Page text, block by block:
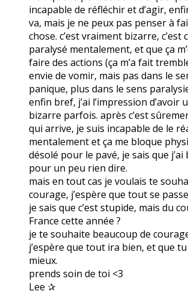
incapable de réfléchir et d’agir,
va, mais je ne peux pas penser à
chose. c’est vraiment bizarre, c’est
paralysé mentalement, et que ça
faire des actions (ça m’a fait
envie de vomir, mais pas dans le
panique, plus dans le sens
enfin bref, j’ai l’impression d’avoir
bizarre parfois. après c’est
qui arrive, je suis incapable de le
mentalement et ça me bloque
désolé pour le pavé, je sais que
pour un peu rien dire.
mais en tout cas je voulais te
courage, j’espère que tout se
je sais que c’est stupide, mais du
France cette année ?
je te souhaite beaucoup de
j’espère que tout ira bien, et que
mieux.
prends soin de toi <3
Lee ✰